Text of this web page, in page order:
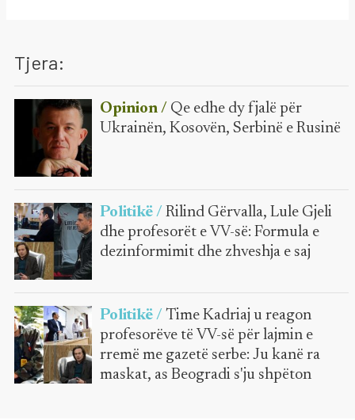
Tjera:
Opinion / Qe edhe dy fjalë për
Ukrainën, Kosovën, Serbinë e Rusinë
Politikë / Rilind Gërvalla, Lule Gjeli
dhe profesorët e VV-së: Formula e
dezinformimit dhe zhveshja e saj
Politikë / Time Kadriaj u reagon
profesorëve të VV-së për lajmin e
rremë me gazetë serbe: Ju kanë ra
maskat, as Beogradi s'ju shpëton